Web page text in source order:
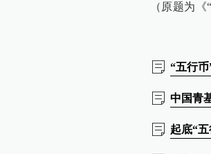
（原题为
“五行
中国青
起底“